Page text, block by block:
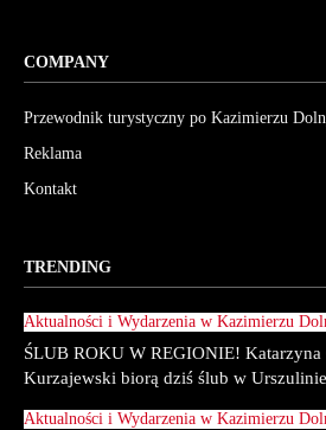
COMPANY
Przewodnik turystyczny po Kazimierzu
Reklama
Kontakt
TRENDING
Aktualności i Wydarzenia w Kazimierzu
ŚLUB ROKU W REGIONIE!
Kurzajewski biorą dziś ślub w Urszulinie
Aktualności i Wydarzenia w Kazimierzu